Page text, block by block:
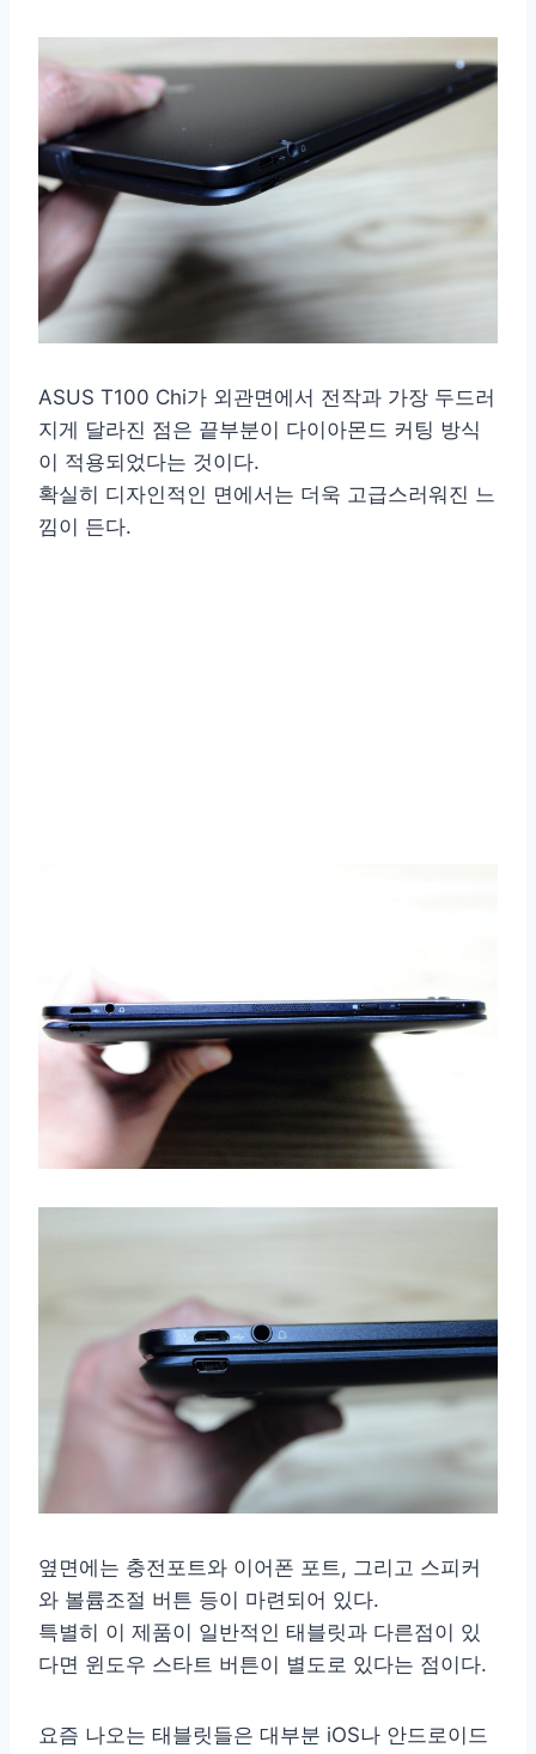
ASUS T100 Chi가 외관면에서 전작과 가장 두드러
지게 달라진 점은 끝부분이 다이아몬드 커팅 방식
이 적용되었다는 것이다.
확실히 디자인적인 면에서는 더욱 고급스러워진 느
낌이 든다.
옆면에는 충전포트와 이어폰 포트, 그리고 스피커
와 볼륨조절 버튼 등이 마련되어 있다.
특별히 이 제품이 일반적인 태블릿과 다른점이 있
다면 윈도우 스타트 버튼이 별도로 있다는 점이다.
요즘 나오는 태블릿들은 대부분 iOS나 안드로이드